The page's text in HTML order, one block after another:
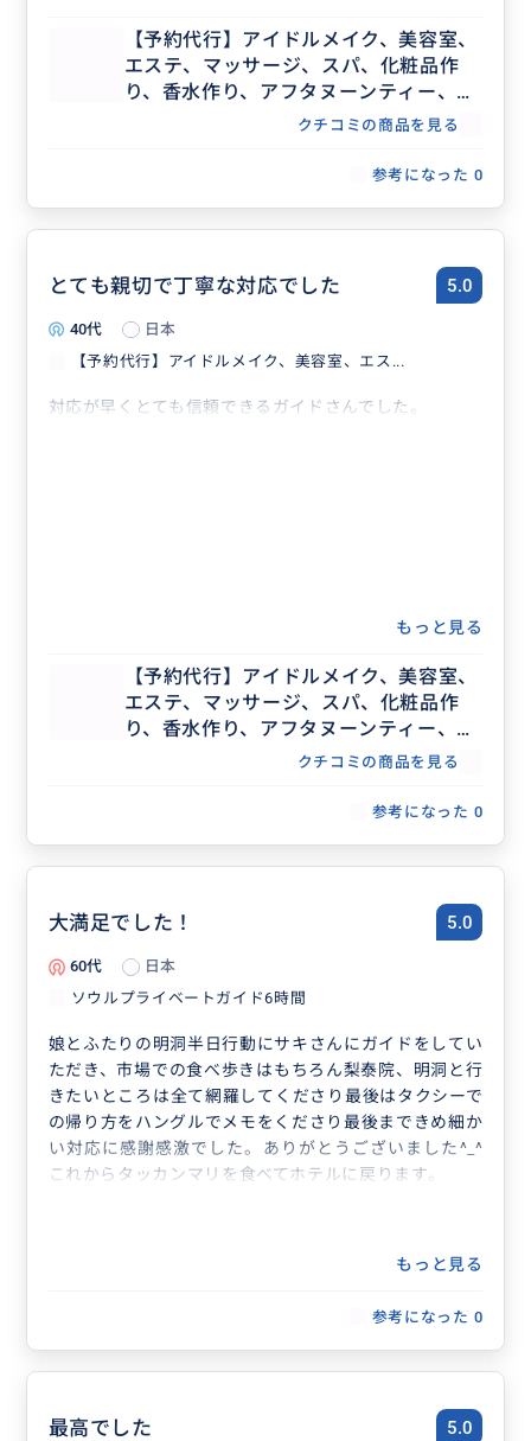
【予約代行】アイドルメイク、美容室、
エステ、マッサージ、スパ、化粧品作
り、香水作り、アフタヌーンティー、記
念日ディナー、レストラン団体予約な
クチコミの商品を見る
参考になった 0
とても親切で丁寧な対応でした 5.0
40代
日本
【予約代行】アイドルメイク、美容室、エス...
対応が早くとても信頼できるガイドさんでした。
もっと見る
【予約代行】アイドルメイク、美容室、
エステ、マッサージ、スパ、化粧品作
り、香水作り、アフタヌーンティー、記
念日ディナー、レストラン団体予約な
クチコミの商品を見る
参考になった 0
大満足でした！ 5.0
60代
日本
ソウルプライベートガイド6時間
娘とふたりの明洞半日行動にサキさんにガイドをしてい
ただき、市場での食べ歩きはもちろん梨泰院、明洞と行
きたいところは全て網羅してくださり最後はタクシーで
の帰り方をハングルでメモをくださり最後まできめ細か
い対応に感謝感激でした。ありがとうございました^_^
これからタッカンマリを食べてホテルに戻ります。
もっと見る
参考になった 0
最高でした 5.0